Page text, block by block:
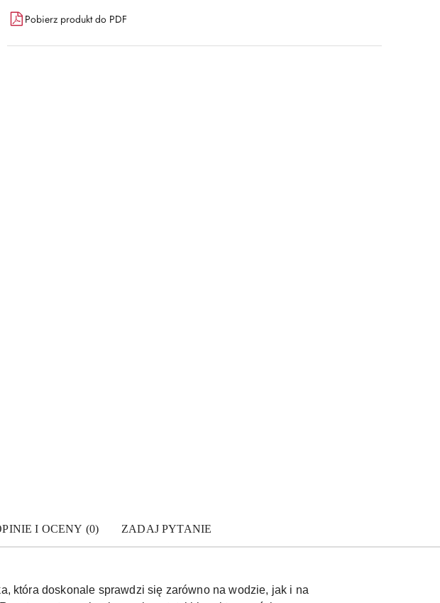
Pobierz produkt do PDF
I OCENY (0) ZADAJ PYTANIE
która doskonale sprawdzi się zarówno na wodzie, jak i na